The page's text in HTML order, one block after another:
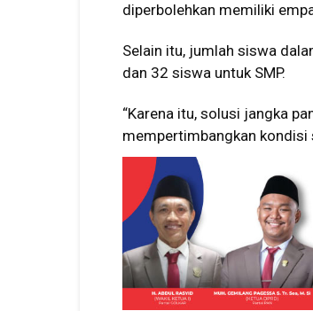
diperbolehkan memiliki
Selain itu, jumlah siswa
dan 32 siswa untuk SMP.
“Karena itu, solusi jangka
mempertimbangkan kondisi